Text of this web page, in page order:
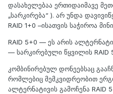
დასახელებაა ერთიდაიმავე
„სარკირება“ ). არ უნდა
RAID 1+0 –ისათვის საჭიროა
RAID 5+0 — ეს არის
— სარკირებული წყვილის RAID
კომბინირებულ დონეებსაც
რომლებიც მემკვიდრეობით
ალტერნატივის გამოჩენა RAID